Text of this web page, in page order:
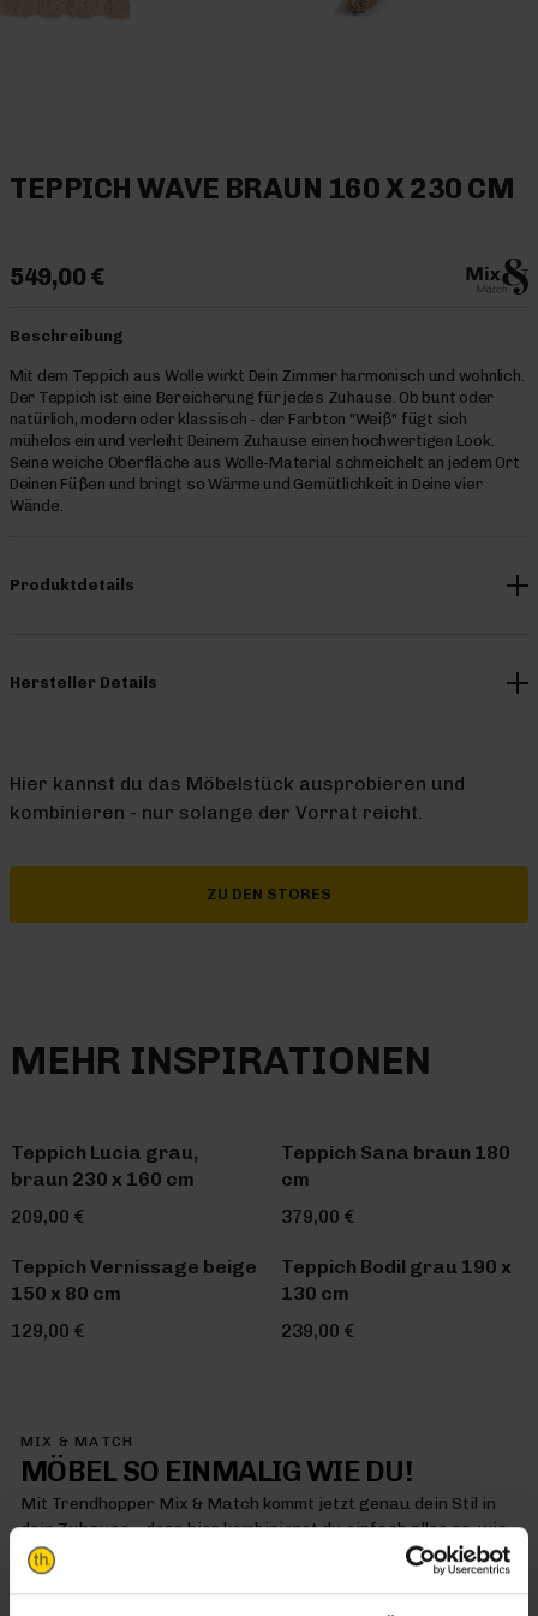
TEPPICH WAVE BRAUN 160 X 230 CM
549,00 €
Beschreibung
Mit dem Teppich aus Wolle wirkt Dein Zimmer harmonisch und wohnlich.
Der Teppich ist eine Bereicherung für jedes Zuhause. Ob bunt oder
natürlich, modern oder klassisch - der Farbton "Weiß" fügt sich
mühelos ein und verleiht Deinem Zuhause einen hochwertigen Look.
Seine weiche Oberfläche aus Wolle-Material schmeichelt an jedem Ort
Deinen Füßen und bringt so Wärme und Gemütlichkeit in Deine vier
Wände.
Produktdetails
Hersteller Details
Hier kannst du das Möbelstück ausprobieren und
kombinieren - nur solange der Vorrat reicht.
ZU DEN STORES
MEHR INSPIRATIONEN
Teppich Lucia grau,
braun 230 x 160 cm
209,00 €
Teppich Sana braun 180
cm
379,00 €
Teppich Vernissage beige
150 x 80 cm
129,00 €
Teppich Bodil grau 190 x
130 cm
239,00 €
MIX & MATCH
MÖBEL SO EINMALIG WIE DU!
Mit Trendhopper Mix & Match kommt jetzt genau dein Stil in
dein Zuhause – denn hier kombinierst du einfach alles so, wie
es dir gefällt
MIX & MATCH DICH HAPPY